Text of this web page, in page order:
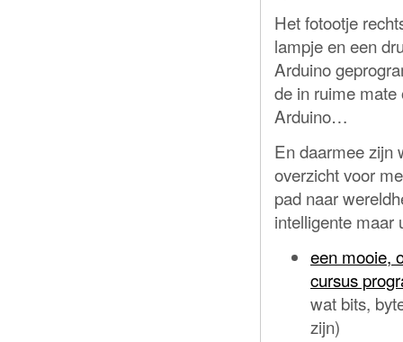
Het fotootje
lampje en een
Arduino
de in ruime mate
Arduino…
En daarmee zijn
overzicht voor
pad naar
intelligente maar
een mooie,
cursus
wat bits,
zijn)